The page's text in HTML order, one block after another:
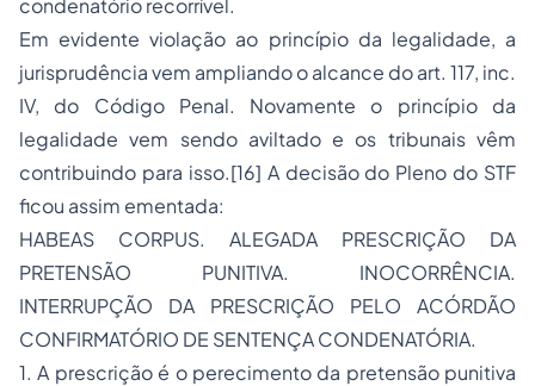
condenatório recorrível.
Em evidente violação ao princípio da legalidade, a
jurisprudência vem ampliando o alcance do art. 117, inc.
IV, do Código Penal. Novamente o princípio da
legalidade vem sendo aviltado e os tribunais vêm
contribuindo para isso.[16] A decisão do Pleno do STF
ficou assim ementada:
HABEAS CORPUS. ALEGADA PRESCRIÇÃO DA
PRETENSÃO PUNITIVA. INOCORRÊNCIA.
INTERRUPÇÃO DA PRESCRIÇÃO PELO ACÓRDÃO
CONFIRMATÓRIO DE SENTENÇA CONDENATÓRIA.
1. A prescrição é o perecimento da pretensão punitiva